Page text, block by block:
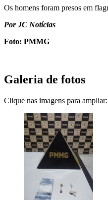
Os homens foram presos em
Por JC Notícias
Foto: PMMG
Galeria de fotos
Clique nas imagens para ampliar: